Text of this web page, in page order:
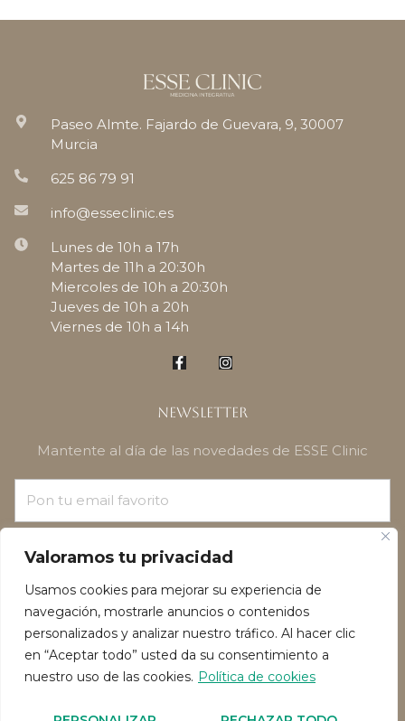
Valoramos tu privacidad
Usamos cookies para mejorar su experiencia de
navegación, mostrarle anuncios o contenidos
personalizados y analizar nuestro tráfico. Al hacer clic
en “Aceptar todo” usted da su consentimiento a
nuestro uso de las cookies. Política de cookies
Paseo Almte. Fajardo de Guevara, 9, 30007
Murcia
625 86 79 91
info@esseclinic.es
Lunes de 10h a 17h
Martes de 11h a 20:30h
Miercoles de 10h a 20:30h
Jueves de 10h a 20h
Viernes de 10h a 14h
Newsletter
Mantente al día de las novedades de ESSE Clinic
¡SUSCRÍBETE!
Política de privacidadPolítica de Cookies